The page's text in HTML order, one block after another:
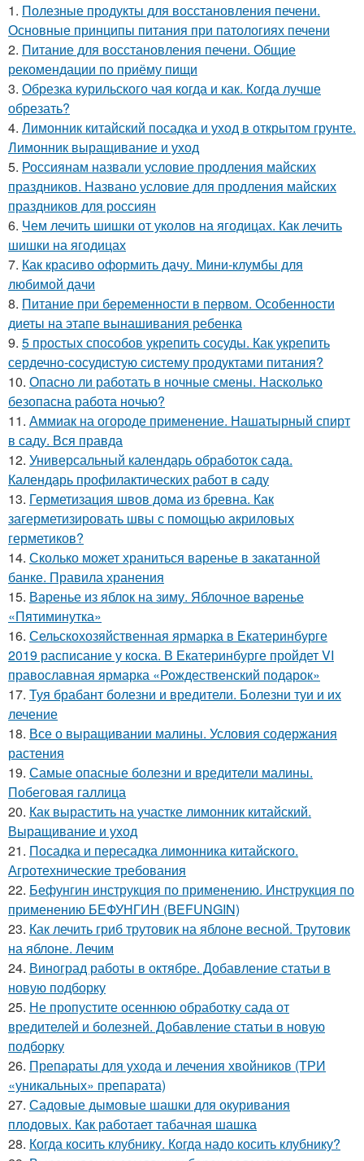
1. Полезные продукты для восстановления печени.
Основные принципы питания при патологиях печени
2. Питание для восстановления печени. Общие
рекомендации по приёму пищи
3. Обрезка курильского чая когда и как. Когда лучше
обрезать?
4. Лимонник китайский посадка и уход в открытом грунте.
Лимонник выращивание и уход
5. Россиянам назвали условие продления майских
праздников. Названо условие для продления майских
праздников для россиян
6. Чем лечить шишки от уколов на ягодицах. Как лечить
шишки на ягодицах
7. Как красиво оформить дачу. Мини-клумбы для
любимой дачи
8. Питание при беременности в первом. Особенности
диеты на этапе вынашивания ребенка
9. 5 простых способов укрепить сосуды. Как укрепить
сердечно-сосудистую систему продуктами питания?
10. Опасно ли работать в ночные смены. Насколько
безопасна работа ночью?
11. Аммиак на огороде применение. Нашатырный спирт
в саду. Вся правда
12. Универсальный календарь обработок сада.
Календарь профилактических работ в саду
13. Герметизация швов дома из бревна. Как
загерметизировать швы с помощью акриловых
герметиков?
14. Сколько может храниться варенье в закатанной
банке. Правила хранения
15. Варенье из яблок на зиму. Яблочное варенье
«Пятиминутка»
16. Сельскохозяйственная ярмарка в Екатеринбурге
2019 расписание у коска. В Екатеринбурге пройдет VI
православная ярмарка «Рождественский подарок»
17. Туя брабант болезни и вредители. Болезни туи и их
лечение
18. Все о выращивании малины. Условия содержания
растения
19. Самые опасные болезни и вредители малины.
Побеговая галлица
20. Как вырастить на участке лимонник китайский.
Выращивание и уход
21. Посадка и пересадка лимонника китайского.
Агротехнические требования
22. Бефунгин инструкция по применению. Инструкция по
применению БЕФУНГИН (BEFUNGIN)
23. Как лечить гриб трутовик на яблоне весной. Трутовик
на яблоне. Лечим
24. Виноград работы в октябре. Добавление статьи в
новую подборку
25. Не пропустите осеннюю обработку сада от
вредителей и болезней. Добавление статьи в новую
подборку
26. Препараты для ухода и лечения хвойников (ТРИ
«уникальных» препарата)
27. Садовые дымовые шашки для окуривания
плодовых. Как работает табачная шашка
28. Когда косить клубнику. Когда надо косить клубнику?